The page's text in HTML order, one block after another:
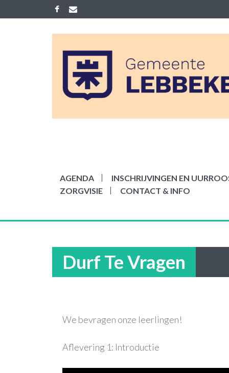
to
AGENDA INSCHRIJVINGEN EN
ZORGVISIE
CONTACT & INFO
Durf Te Vragen
We bevragen onze leerlingen!
Aflevering 1: Introductie